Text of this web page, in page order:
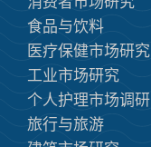
食品与饮料
医疗保健市场研究
工业市场研究
个人护理市场调研
旅行与旅游